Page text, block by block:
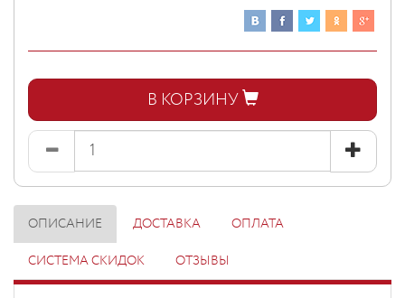
В КОРЗИНУ
ОПИСАНИЕ ДОСТАВКА ОПЛАТА
СИСТЕМА СКИДОК ОТЗЫВЫ